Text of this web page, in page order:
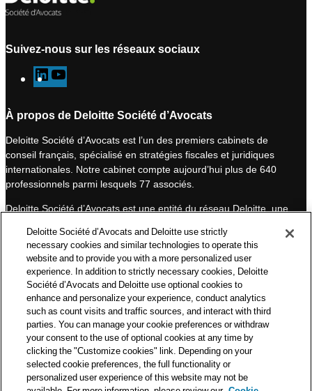
Suivez-nous sur les réseaux sociaux
L
i
k
e
d
I
n
o
T
u
b
e
À propos de Deloitte Société d’Avocats
Deloitte Société d’Avocats est l’un des premiers cabinets de
conseil français, spécialisé en stratégies fiscales et juridiques
internationales. Notre cabinet compte aujourd’hui plus de 640
professionnels parmi lesquels 77 associés.
Deloitte Société d’Avocats est une entité du réseau Deloitte, une
professionnels et à ce titre, travaille avec les 50 000 fiscalistes
et juristes de Deloitte situés dans 150 pays.
Les informations contenues sur ce blog ont pour objectif
d’informer ses lecteurs de manière générale. Elles ne peuvent
en aucun cas se substituer à un conseil délivré par un
professionnel en fonction d’une situation donnée. Un soin
particulier est apporté à la rédaction de nos articles, néanmoins
Deloitte Société d’Avocats décline toute responsabilité relative
aux éventuelles erreurs et omissions qu’ils pourraient contenir.​
Deloitte Société d’Avocats and Deloitte use strictly
necessary cookies and similar technologies to operate this
website and to provide you with a more personalized user
experience. In addition to strictly necessary cookies, Deloitte
Société d’Avocats and Deloitte use optional cookies to
enhance and personalize your experience, conduct analytics
such as count visits and traffic sources, and interact with third
parties. You can manage your cookie preferences or withdraw
your consent to the use of optional cookies at any time by
clicking the "Customize cookies" link. Depending on your
selected cookie preferences, the full functionality or
personalized user experience of this website may not be